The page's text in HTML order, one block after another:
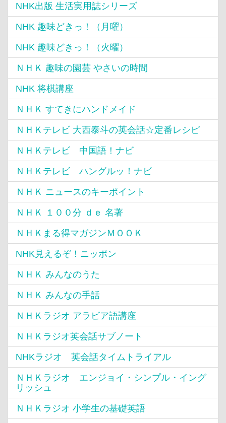
NHK出版 生活実用誌シリーズ
NHK 趣味どきっ！（月曜）
NHK 趣味どきっ！（火曜）
ＮＨＫ 趣味の園芸 やさいの時間
NHK 将棋講座
ＮＨＫ すてきにハンドメイド
ＮＨＫテレビ 大西泰斗の英会話☆定番レシピ
ＮＨＫテレビ 中国語！ナビ
ＮＨＫテレビ ハングルッ！ナビ
ＮＨＫ ニュースのキーポイント
ＮＨＫ １００分 ｄｅ 名著
ＮＨＫまる得マガジンＭＯＯＫ
NHK見えるぞ！ニッポン
ＮＨＫ みんなのうた
ＮＨＫ みんなの手話
ＮＨＫラジオ アラビア語講座
ＮＨＫラジオ英会話サブノート
NHKラジオ 英会話タイムトライアル
ＮＨＫラジオ エンジョイ・シンプル・イング
リッシュ
ＮＨＫラジオ 小学生の基礎英語